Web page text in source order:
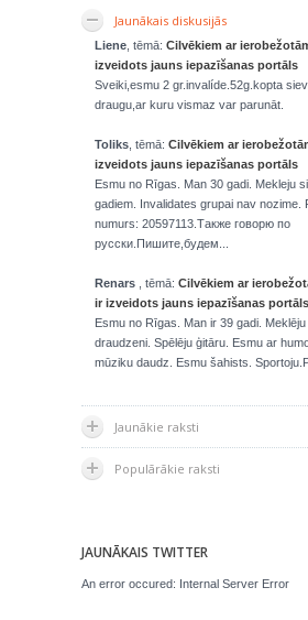
Jaunākais diskusijās
Liene , tēmā: Cilvēkiem ar
izveidots jauns iepazīšanas portāls
Sveiki,esmu 2 gr.invalíde.52g.kopta
draugu,ar kuru vismaz var parunāt.
Toliks , tēmā: Cilvēkiem ar
izveidots jauns iepazīšanas portāls
Esmu no Rīgas. Man 30 gadi. Mekleju
gadiem. Invalidates grupai nav nozime.
numurs: 20597113.Также говорю по
русски.Пишите,будем...
Renars , tēmā: Cilvēkiem ar
ir izveidots jauns iepazīšanas portāls
Esmu no Rīgas. Man ir 39 gadi.
draudzeni. Spēlēju ģitāru. Esmu ar
mūziku daudz. Esmu šahists.
Jaunākie raksti
Populārākie raksti
JAUNĀKAIS TWITTER
An error occured: Internal Server Error